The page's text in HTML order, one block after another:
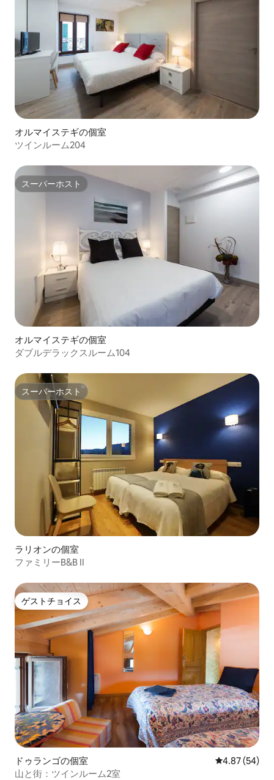
オルマイステギの個室
ツインルーム204
スーパーホスト
スーパーホスト
オルマイステギの個室
ダブルデラックスルーム104
スーパーホスト
スーパーホスト
ラリオンの個室
ファミリーB&B II
ゲストチョイス
ゲストチョイス
ドゥランゴの個室 レビュー54
4.87 (54)
山と街：ツインルーム2室